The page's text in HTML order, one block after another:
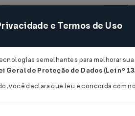
Acessar
e Termos de Uso
semelhantes para melhorar
Geral de Proteção de Dados (Lei nº
você declara que leu e concorda com